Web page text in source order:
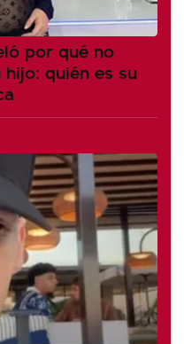
por qué no
quién es su